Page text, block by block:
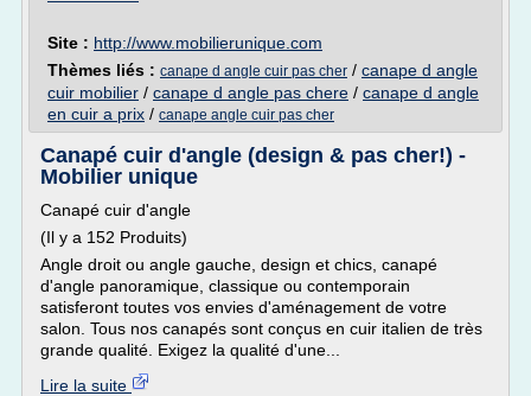
Site : http://www.mobilierunique.com
Thèmes liés : canape d angle cuir pas cher / canape d angle
cuir mobilier / canape d angle pas chere / canape d angle
en cuir a prix / canape angle cuir pas cher
Canapé cuir d'angle (design & pas cher!) -
Mobilier unique
Canapé cuir d'angle
(Il y a 152 Produits)
Angle droit ou angle gauche, design et chics, canapé
d'angle panoramique, classique ou contemporain
satisferont toutes vos envies d'aménagement de votre
salon. Tous nos canapés sont conçus en cuir italien de très
grande qualité. Exigez la qualité d'une...
Lire la suite